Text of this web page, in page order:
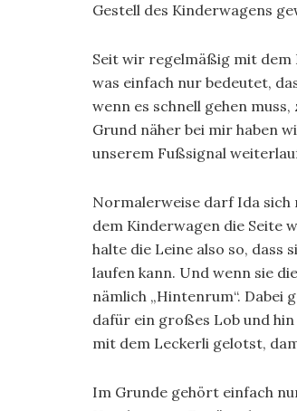
Gestell des Kinderwagens
Seit wir regelmäßig mit dem
was einfach nur bedeutet,
wenn es schnell gehen
Grund näher bei mir haben
unserem Fußsignal
Normalerweise darf Ida sich
dem Kinderwagen die Seite
halte die Leine also so, dass
laufen kann. Und wenn sie
nämlich „Hintenrum“.
dafür ein großes Lob und hin
mit dem Leckerli gelotst,
Im Grunde gehört einfach